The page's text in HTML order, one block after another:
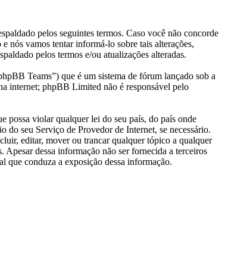
pelos seguintes termos. Caso você não concorde
nós vamos tentar informá-lo sobre tais alterações,
pelos termos e/ou atualizações alteradas.
Teams”) que é um sistema de fórum lançado sob a
internet; phpBB Limited não é responsável pelo
possa violar qualquer lei do seu país, do país onde
do seu Serviço de Provedor de Internet, se necessário.
editar, mover ou trancar qualquer tópico a qualquer
dessa informação não ser fornecida a terceiros
que conduza a exposição dessa informação.